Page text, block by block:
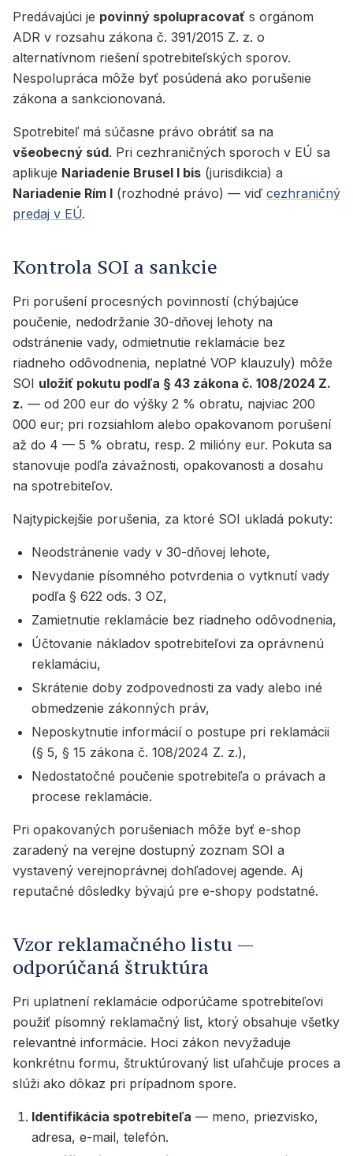
Predávajúci je povinný spolupracovať s orgánom
ADR v rozsahu zákona č. 391/2015 Z. z. o
alternatívnom riešení spotrebiteľských sporov.
Nespolupráca môže byť posúdená ako porušenie
zákona a sankcionovaná.
Spotrebiteľ má súčasne právo obrátiť sa na
všeobecný súd. Pri cezhraničných sporoch v EÚ sa
aplikuje Nariadenie Brusel I bis (jurisdikcia) a
Nariadenie Rím I (rozhodné právo) — viď cezhraničný
predaj v EÚ.
Kontrola SOI a sankcie
Pri porušení procesných povinností (chýbajúce
poučenie, nedodržanie 30-dňovej lehoty na
odstránenie vady, odmietnutie reklamácie bez
riadneho odôvodnenia, neplatné VOP klauzuly) môže
SOI uložiť pokutu podľa § 43 zákona č. 108/2024 Z.
z. — od 200 eur do výšky 2 % obratu, najviac 200
000 eur; pri rozsiahlom alebo opakovanom porušení
až do 4 — 5 % obratu, resp. 2 milióny eur. Pokuta sa
stanovuje podľa závažnosti, opakovanosti a dosahu
na spotrebiteľov.
Najtypickejšie porušenia, za ktoré SOI ukladá pokuty:
Neodstránenie vady v 30-dňovej lehote,
Nevydanie písomného potvrdenia o vytknutí vady
podľa § 622 ods. 3 OZ,
Zamietnutie reklamácie bez riadneho odôvodnenia,
Účtovanie nákladov spotrebiteľovi za oprávnenú
reklamáciu,
Skrátenie doby zodpovednosti za vady alebo iné
obmedzenie zákonných práv,
Neposkytnutie informácií o postupe pri reklamácii
(§ 5, § 15 zákona č. 108/2024 Z. z.),
Nedostatočné poučenie spotrebiteľa o právach a
procese reklamácie.
Pri opakovaných porušeniach môže byť e-shop
zaradený na verejne dostupný zoznam SOI a
vystavený verejnoprávnej dohľadovej agende. Aj
reputačné dôsledky bývajú pre e-shopy podstatné.
Vzor reklamačného listu —
odporúčaná štruktúra
Pri uplatnení reklamácie odporúčame spotrebiteľovi
použiť písomný reklamačný list, ktorý obsahuje všetky
relevantné informácie. Hoci zákon nevyžaduje
konkrétnu formu, štruktúrovaný list uľahčuje proces a
slúži ako dôkaz pri prípadnom spore.
Identifikácia spotrebiteľa — meno, priezvisko,
adresa, e-mail, telefón.